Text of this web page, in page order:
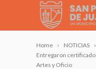
Home NOTICIAS
Entregaron
Artes y Oficio